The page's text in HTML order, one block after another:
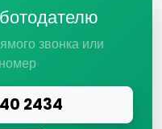
звонка или
2434